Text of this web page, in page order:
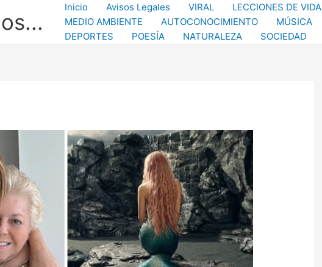
Inicio Avisos Legales VIRAL LECCIONES DE VIDA
MEDIO AMBIENTE
AUTOCONOCIMIENTO MÚSICA
DEPORTES
POESÍA NATURALEZA SOCIEDAD